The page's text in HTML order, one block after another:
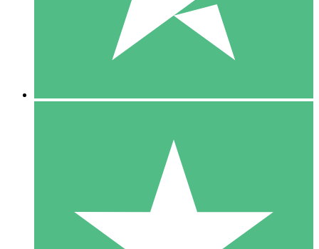
10 00
10 Downloads
20 00